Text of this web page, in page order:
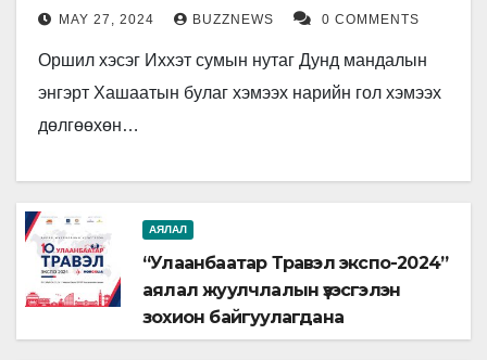
MAY 27, 2024 BUZZNEWS 0 COMMENTS
Оршил хэсэг Иххэт сумын нутаг Дунд мандалын
энгэрт Хашаатын булаг хэмээх нарийн гол хэмээх
дөлгөөхөн…
АЯЛАЛ
“Улаанбаатар Травэл экспо-2024”
аялал жуулчлалын үзэсгэлэн
зохион байгуулагдана